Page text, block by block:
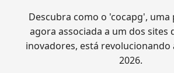
Descubra como o 'cocapg', uma
agora associada a um dos sites
inovadores, está revolucionando
2026.